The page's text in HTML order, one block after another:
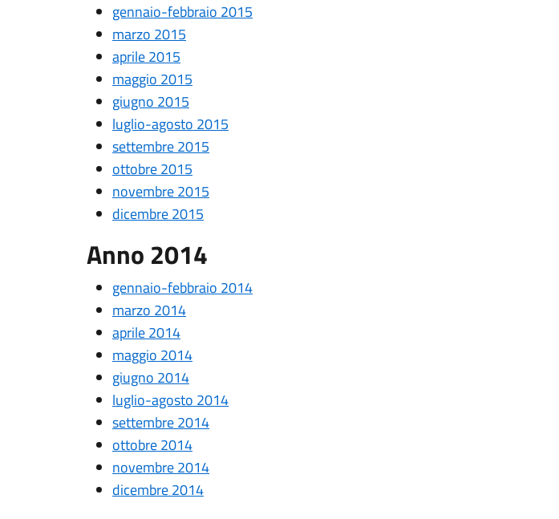
gennaio-febbraio 2015
marzo 2015
aprile 2015
maggio 2015
giugno 2015
luglio-agosto 2015
settembre 2015
ottobre 2015
novembre 2015
dicembre 2015
Anno 2014
gennaio-febbraio 2014
marzo 2014
aprile 2014
maggio 2014
giugno 2014
luglio-agosto 2014
settembre 2014
ottobre 2014
novembre 2014
dicembre 2014